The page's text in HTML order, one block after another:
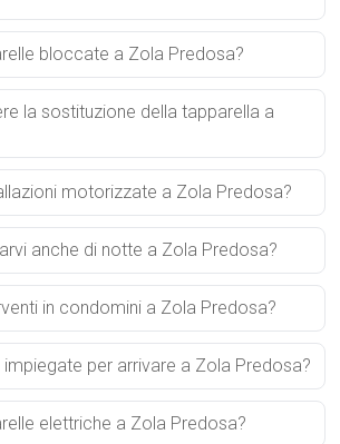
bloccate a Zola Predosa?
la sostituzione della tapparella a
motorizzate a Zola Predosa?
anche di notte a Zola Predosa?
in condomini a Zola Predosa?
per arrivare a Zola Predosa?
elettriche a Zola Predosa?